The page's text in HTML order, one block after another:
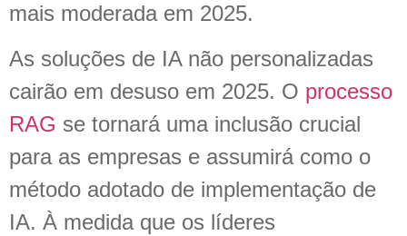
mais moderada em 2025.
As soluções de IA não personalizadas
cairão em desuso em 2025. O processo
RAG se tornará uma inclusão crucial
para as empresas e assumirá como o
método adotado de implementação de
IA. À medida que os líderes